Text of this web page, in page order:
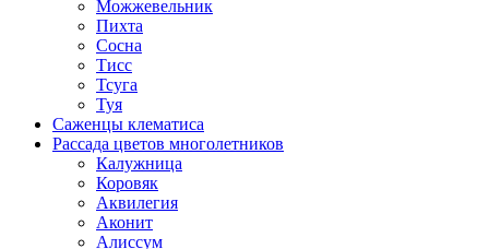
Можжевельник
Пихта
Сосна
Тисс
Тсуга
Туя
Саженцы клематиса
Рассада цветов многолетников
Калужница
Коровяк
Аквилегия
Аконит
Алиссум